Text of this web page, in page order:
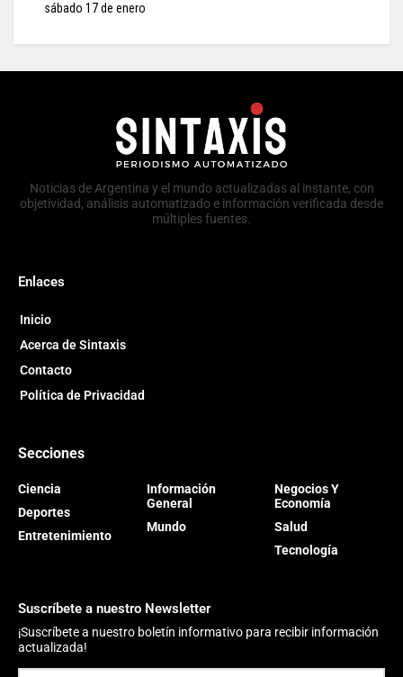
sábado 17 de enero
Noticias de Argentina y el mundo actualizadas al instante, con
objetividad, análisis automatizado e información verificada desde
múltiples fuentes.
Enlaces
Inicio
Acerca de Sintaxis
Contacto
Política de Privacidad
Secciones
Ciencia
Deportes
Entretenimiento
Información
General
Mundo
Negocios Y
Economía
Salud
Tecnología
Suscríbete a nuestro Newsletter
¡Suscríbete a nuestro boletín informativo para recibir información
actualizada!